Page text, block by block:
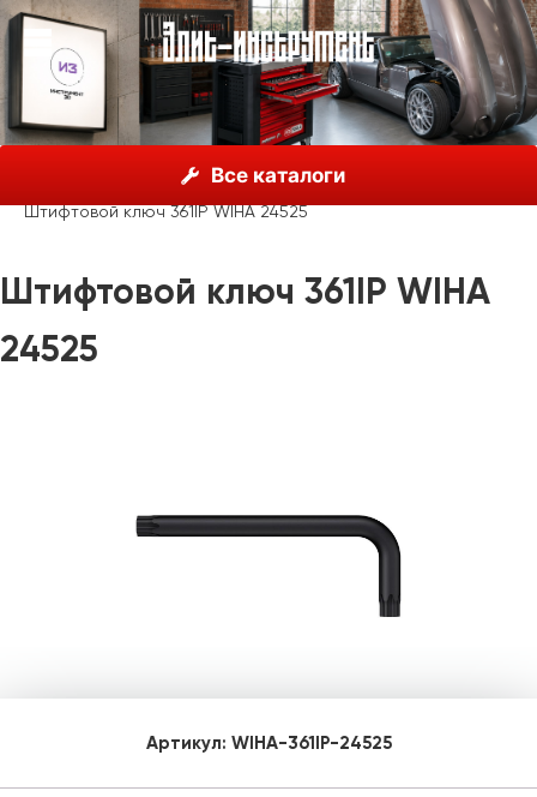
Все каталоги
Инструмент Wiha, Германия
Шестигранные ключи
Одиночные ключи Wiha
Штифтовой ключ 361IP WIHA 24525
Штифтовой ключ 361IP WIHA
24525
Артикул: WIHA-361IP-24525